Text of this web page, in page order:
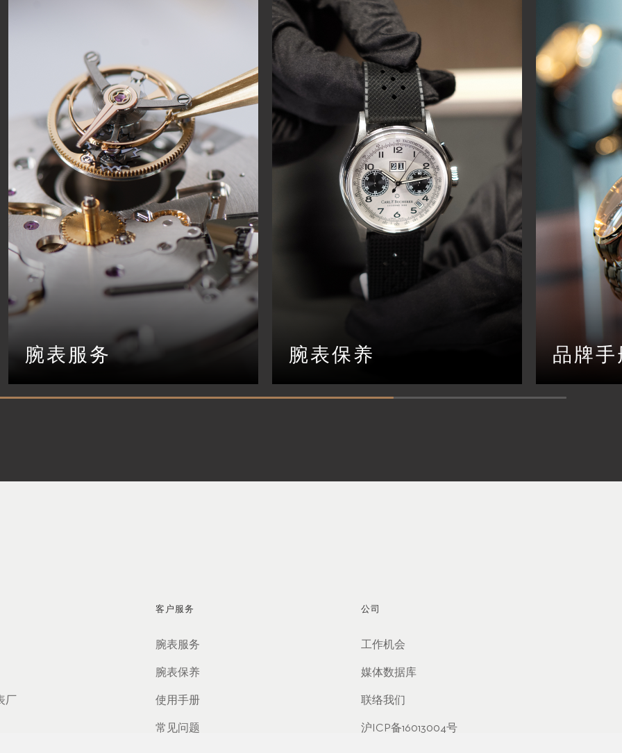
腕表服务 腕表保养 品牌手
客户服务
腕表服务
腕表保养
使用手册
常见问题
公司
工作机会
媒体数据库
联络我们
沪ICP备16013004号